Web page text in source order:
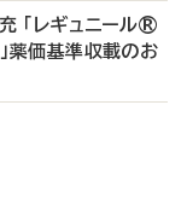
「レギュニール®
薬価基準収載のお